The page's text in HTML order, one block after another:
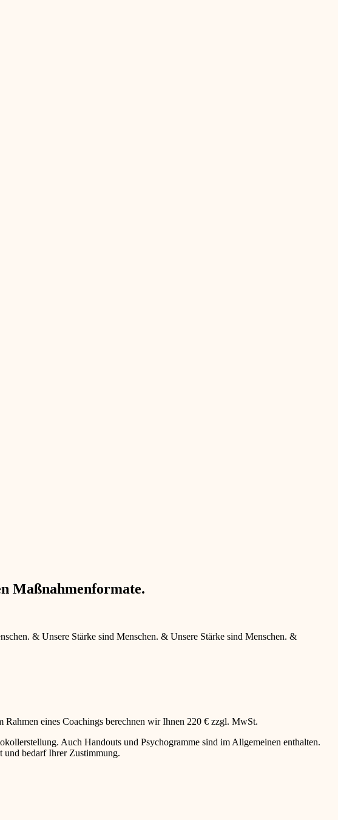
Maßnahmenformate.
& Unsere Stärke sind Menschen. & Unsere Stärke sind Menschen. &
eines Coachings berechnen wir Ihnen 220 € zzgl. MwSt.
Auch Handouts und Psychogramme sind im Allgemeinen enthalten.
und bedarf Ihrer Zustimmung.